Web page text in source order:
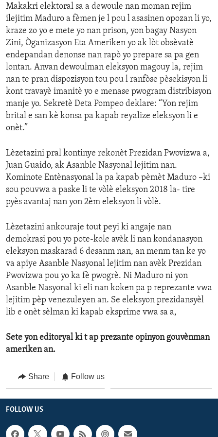
Makakri elektoral sa a dewoule nan moman rejim
ilejitim Maduro a fèmen je l pou l asasinen opozan li yo,
kraze zo yo e mete yo nan prison, yon bagay Nasyon
Zini, Òganizasyon Eta Ameriken yo ak lòt obsèvatè
endepandan denonse nan rapò yo prepare sa pa gen
lontan. Anvan dewoulman eleksyon magouy la, rejim
nan te pran dispozisyon tou pou l ranfòse pèsekisyon li
kont travayè imanitè yo e menase pwogram distribisyon
manje yo. Sekretè Deta Pompeo deklare: “Yon rejim
brital e san kè konsa pa kapab reyalize eleksyon li e
onèt.”
Lèzetazini pral kontinye rekonèt Prezidan Pwovizwa a,
Juan Guaido, ak Asanble Nasyonal lejitim nan.
Kominote Entènasyonal la pa kapab pèmèt Maduro –ki
sou pouvwa a paske li te vòlè eleksyon 2018 la- tire
pyès avantaj nan yon 2èm eleksyon li vòlè.
Lèzetazini ankouraje tout peyi ki angaje nan
demokrasi pou yo pote-kole avèk li nan kondanasyon
eleksyon maskarad 6 desanm nan, an menm tan ke yo
va apiye Asanble Nasyonal lejitim nan avèk Prezidan
Pwovizwa pou yo ka fè pwogrè. Ni Maduro ni yon
Asanble Nasyonal ki eli nan koken pa p reprezante vwa
lejitim pèp venezuleyen an. Se eleksyon prezidansyèl
lib e onèt sèlman ki kapab eksprime vwa sa a,
Sete yon editoryal ki t ap prezante opinyon gouvènman
ameriken an.
Share Follow us
FOLLOW US